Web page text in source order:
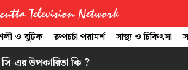
Television Network
ও বুটিক রুপচর্চা পরামর্শ সাস্থ্য ও চিকিৎসা
এর উপকারিতা কি ?